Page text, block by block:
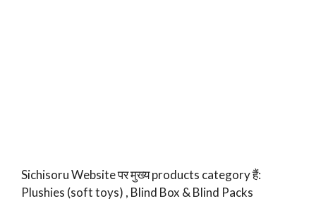
Sichisoru Website पर मुख्य products category हैं:
Plushies (soft toys) , Blind Box & Blind Packs